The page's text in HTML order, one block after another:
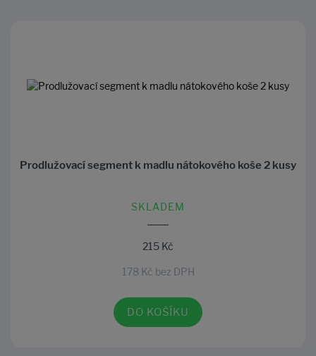
Prodlužovací segment k madlu nátokového koše 2 kusy
SKLADEM
215 Kč
178 Kč bez DPH
DO KOŠÍKU